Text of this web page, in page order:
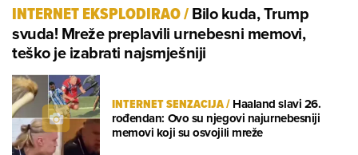
INTERNET EKSPLODIRAO/Bilo kuda, Trump
svuda! Mreže preplavili urnebesni memovi,
teško je izabrati najsmješniji
INTERNET SENZACIJA/Haaland slavi 26.
rođendan: Ovo su njegovi najurnebesniji
memovi koji su osvojili mreže